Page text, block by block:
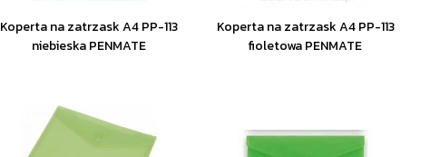
Koperta na zatrzask A4 PP-113
niebieska PENMATE
Koperta na zatrzask A4 PP-113
fioletowa PENMATE